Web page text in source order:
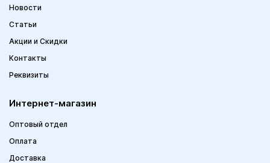
Новости
Статьи
Акции и Скидки
Контакты
Реквизиты
Интернет-магазин
Оптовый отдел
Оплата
Доставка